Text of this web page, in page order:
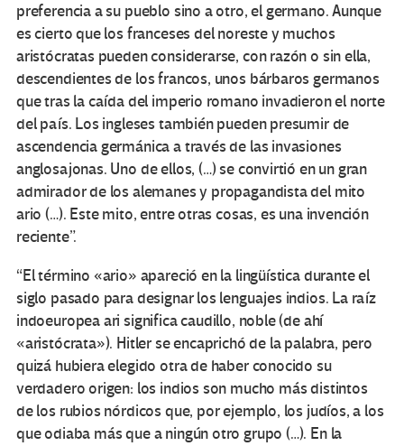
preferencia a su pueblo sino a otro, el germano. Aunque
es cierto que los franceses del noreste y muchos
aristócratas pueden considerarse, con razón o sin ella,
descendientes de los francos, unos bárbaros germanos
que tras la caída del imperio romano invadieron el norte
del país. Los ingleses también pueden presumir de
ascendencia germánica a través de las invasiones
anglosajonas. Uno de ellos, (…) se convirtió en un gran
admirador de los alemanes y propagandista del mito
ario (…). Este mito, entre otras cosas, es una invención
reciente”.
“El término «ario» apareció en la lingüística durante el
siglo pasado para designar los lenguajes indios. La raíz
indoeuropea ari significa caudillo, noble (de ahí
«aristócrata»). Hitler se encaprichó de la palabra, pero
quizá hubiera elegido otra de haber conocido su
verdadero origen: los indios son mucho más distintos
de los rubios nórdicos que, por ejemplo, los judíos, a los
que odiaba más que a ningún otro grupo (…). En la